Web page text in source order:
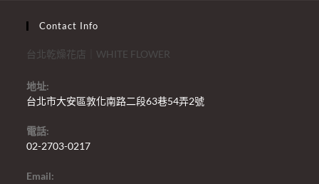
Contact Info
台北乾燥花店｜WHITE FLOWER
地址:
台北市大安區敦化南路二段63巷54弄2號
電話:
02-2703-0217
Email: